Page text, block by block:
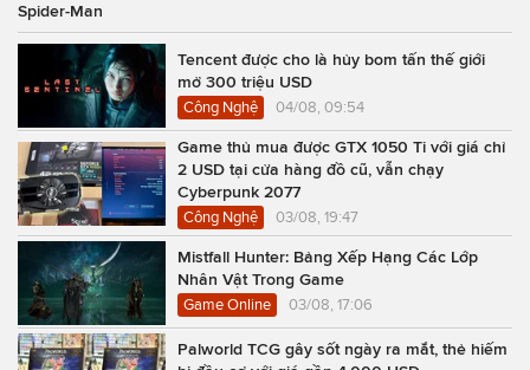
Spider-Man
Tencent được cho là hủy bom tấn thế giới
mở 300 triệu USD
Công Nghệ 04/08, 09:54
Game thủ mua được GTX 1050 Ti với giá chỉ
2 USD tại cửa hàng đồ cũ, vẫn chạy
Cyberpunk 2077
Công Nghệ 03/08, 19:47
Mistfall Hunter: Bảng Xếp Hạng Các Lớp
Nhân Vật Trong Game
Game Online 03/08, 17:06
Palworld TCG gây sốt ngày ra mắt, thẻ hiếm